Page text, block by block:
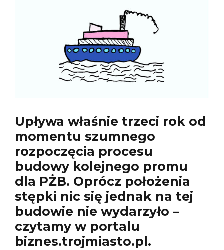
Upływa właśnie trzeci rok od
momentu szumnego
rozpoczęcia procesu
budowy kolejnego promu
dla PŻB. Oprócz położenia
stępki nic się jednak na tej
budowie nie wydarzyło –
czytamy w portalu
biznes.trojmiasto.pl.